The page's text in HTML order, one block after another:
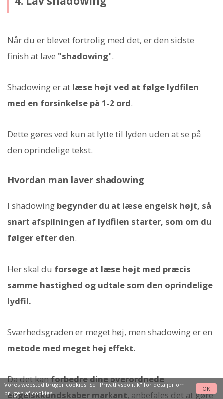
Når du er blevet fortrolig med det, er den sidste
finish at lave "shadowing".
Shadowing er at læse højt ved at følge lydfilen
med en forsinkelse på 1-2 ord.
Dette gøres ved kun at lytte til lyden uden at se på
den oprindelige tekst.
Hvordan man laver shadowing
I shadowing begynder du at læse engelsk højt, så
snart afspilningen af lydfilen starter, som om du
følger efter den.
Her skal du forsøge at læse højt med præcis
samme hastighed og udtale som den oprindelige
lydfil.
Sværhedsgraden er meget høj, men shadowing er en
metode med meget høj effekt.
Da det kanforbedre dine overordnede
engelskkundskaber markant, anbefales det at gøre
Vores websted bruger cookies. Se"Privatlivspolitik"for detaljer om
brugen af cookies.
OK